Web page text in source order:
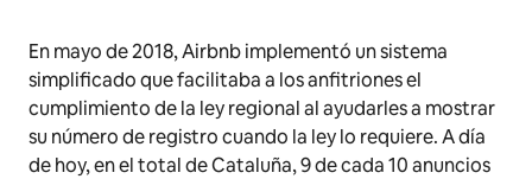
En mayo de 2018, Airbnb implementó un sistema
simplificado que facilitaba a los anfitriones el
cumplimiento de la ley regional al ayudarles a mostrar
su número de registro cuando la ley lo requiere. A día
de hoy, en el total de Cataluña, 9 de cada 10 anuncios